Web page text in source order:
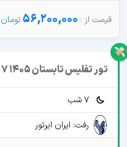
56,200,000
تور تفلیس تابستان 1405 7 شب
7 شب
رفت: ایران ایرتور